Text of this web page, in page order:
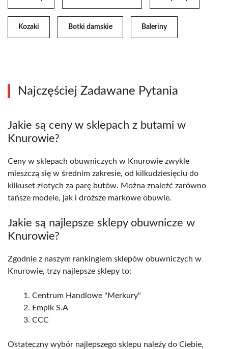
Kozaki Botki damskie Baleriny
Najczęściej Zadawane Pytania
Jakie są ceny w sklepach z butami w
Knurowie?
Ceny w sklepach obuwniczych w Knurowie zwykle
mieszczą się w średnim zakresie, od kilkudziesięciu do
kilkuset złotych za parę butów. Można znaleźć zarówno
tańsze modele, jak i droższe markowe obuwie.
Jakie są najlepsze sklepy obuwnicze w
Knurowie?
Zgodnie z naszym rankingiem sklepów obuwniczych w
Knurowie, trzy najlepsze sklepy to:
Centrum Handlowe "Merkury"
Empik S.A
CCC
Ostateczny wybór najlepszego sklepu należy do Ciebie,